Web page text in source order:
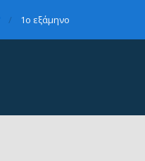
1ο εξάμηνο